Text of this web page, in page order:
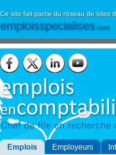
Ce site fait partie du réseau de sites
emploisspecialises.com
Emplois Employeurs